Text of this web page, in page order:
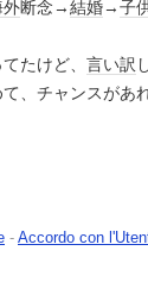
外断念→結婚→子
たけど、 言い訳
、チャンスがあ
- Accordo con